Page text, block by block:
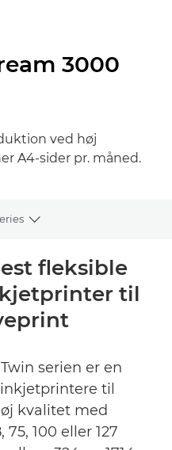
3000
ved høj
A4-sider pr. måned.
Toggle breadcrumbs
fleksible
til
serien er en
til
kvalitet med
100 eller 127